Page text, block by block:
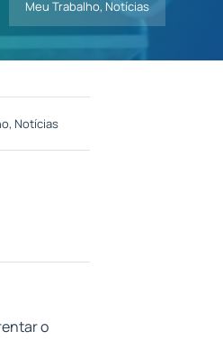
Meu Trabalho, Notícias
, Notícias
o